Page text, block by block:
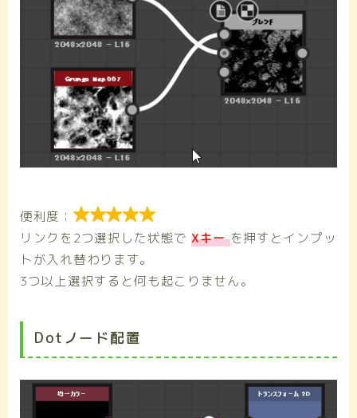
便利度： 
リンクを2つ選択した状態で Xキーを押すとインプッ
トが入れ替わります。
3つ以上選択すると何も起こりません。
Dotノード配置